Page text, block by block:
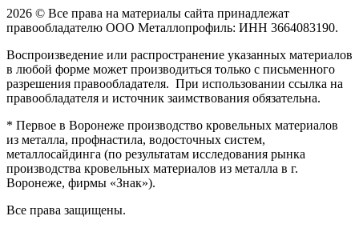
2026 © Все права на материалы сайта принадлежат
правообладателю ООО Металлопрофиль: ИНН 3664083190.
Воспроизведение или распространение указанных материалов
в любой форме может производиться только с письменного
разрешения правообладателя. При использовании ссылка на
правообладателя и источник заимствования обязательна.
* Первое в Воронеже производство кровельных материалов
из металла, профнастила, водосточных систем,
металлосайдинга (по результатам исследования рынка
производства кровельных материалов из металла в г.
Воронеже, фирмы «Знак»).
Все права защищены.